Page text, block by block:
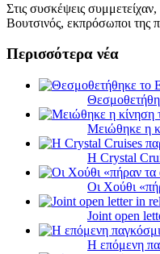
Στις συσκέψεις
Βουτσινός, εκπρόσωποι της
Περισσότερα νέα
Μειώθηκε η
Η Crystal
Οι Χούθι
Joint open
Η επόμενη